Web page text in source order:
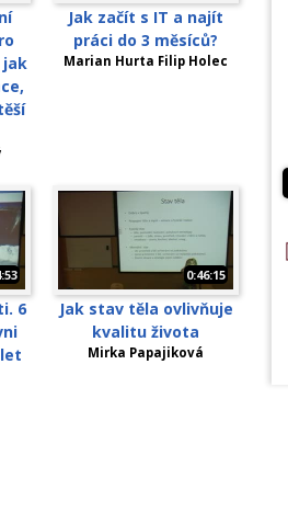
jak
Jak začít s IT a najít
práci do 3 měsíců?
Marian Hurta Filip Holec
6
0:46:15
Jak stav těla ovlivňuje
kvalitu života
Mirka Papajiková